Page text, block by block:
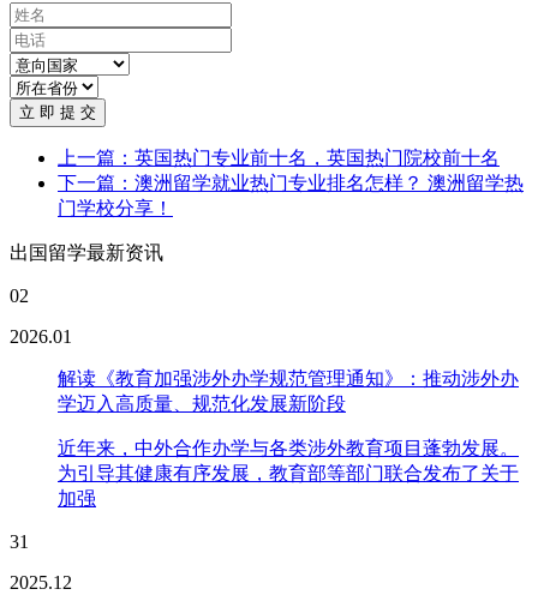
立 即 提 交
上一篇：英国热门专业前十名，英国热门院校前十名
下一篇：澳洲留学就业热门专业排名怎样？ 澳洲留学热
门学校分享！
出国留学最新资讯
02
2026.01
解读《教育加强涉外办学规范管理通知》：推动涉外办
学迈入高质量、规范化发展新阶段
近年来，中外合作办学与各类涉外教育项目蓬勃发展。
为引导其健康有序发展，教育部等部门联合发布了关于
加强
31
2025.12